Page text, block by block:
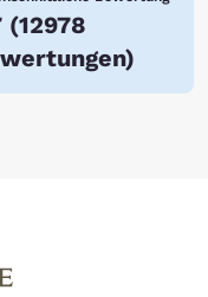
(12978
)
Alle Cookies ablehnen